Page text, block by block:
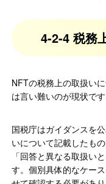
4-2-4 税務
NFTの税務上の取扱い
は言い難いのが現状です
国税庁はガイダンスを
いについて記載したも
「回答と異なる取扱い
す。個別具体的なケー